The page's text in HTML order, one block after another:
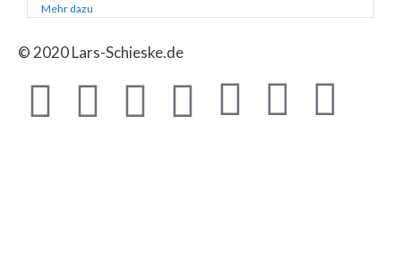
Mehr dazu
© 2020 Lars-Schieske.de